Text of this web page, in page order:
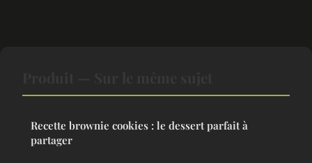
Recette brownie cookies : le dessert parfait à
partager